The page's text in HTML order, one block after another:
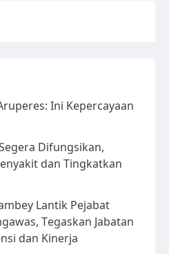
Ini Kepercayaan
Difungsikan,
dan Tingkatkan
Lantik Pejabat
Tegaskan Jabatan
dan Kinerja